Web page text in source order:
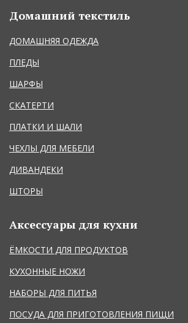
Домашний текстиль
ДОМАШНЯЯ ОДЕЖДА
ПЛЕДЫ
ШАРФЫ
СКАТЕРТИ
ПЛАТКИ И ШАЛИ
ЧЕХЛЫ ДЛЯ МЕБЕЛИ
ДИВАНДЕКИ
ШТОРЫ
Аксессуары для кухни
ЁМКОСТИ ДЛЯ ПРОДУКТОВ
КУХОННЫЕ НОЖИ
НАБОРЫ ДЛЯ ПИТЬЯ
ПОСУДА ДЛЯ ПРИГОТОВЛЕНИЯ ПИЩИ